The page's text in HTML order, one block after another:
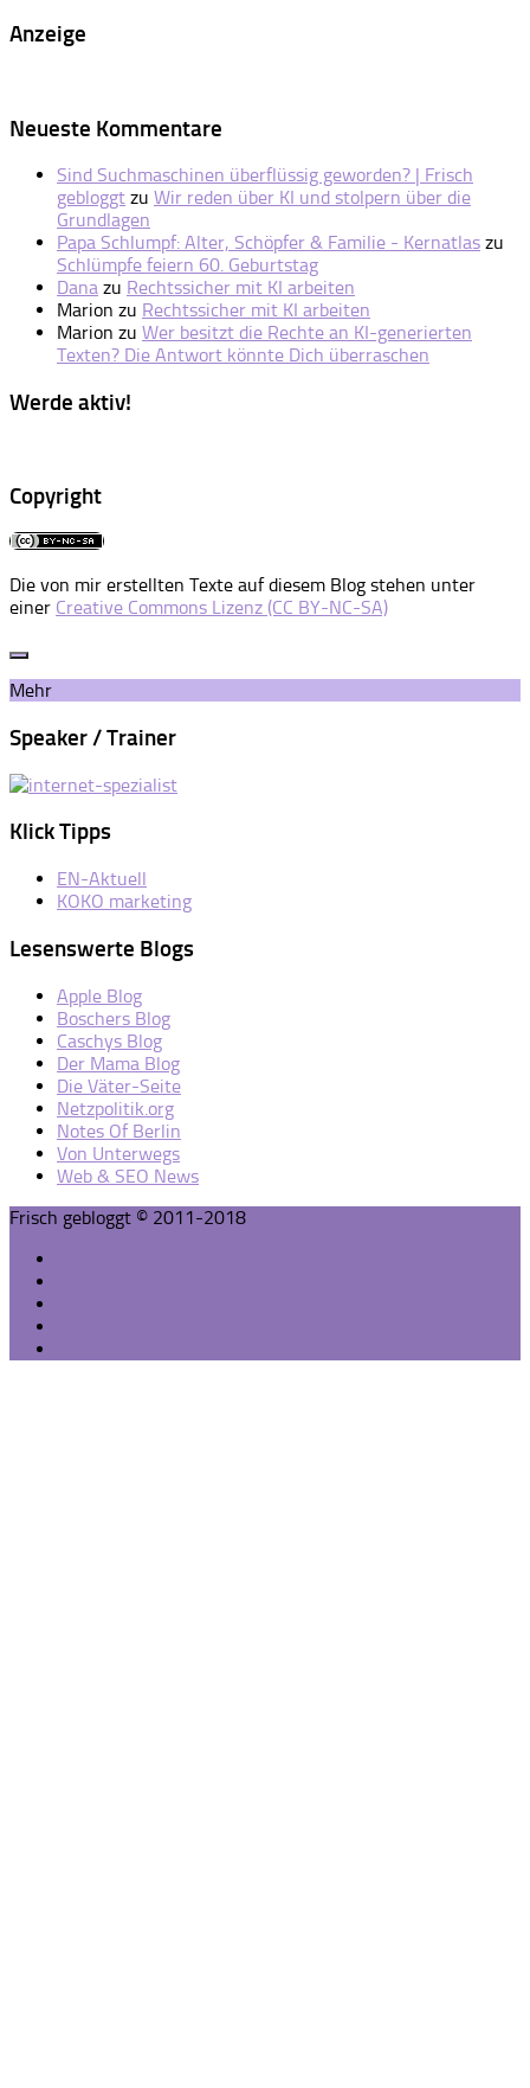
Anzeige
Neueste Kommentare
Sind Suchmaschinen überflüssig geworden? | Frisch
gebloggt zu Wir reden über KI und stolpern über die
Grundlagen
Papa Schlumpf: Alter, Schöpfer & Familie - Kernatlas zu
Schlümpfe feiern 60. Geburtstag
Dana zu Rechtssicher mit KI arbeiten
Marion zu Rechtssicher mit KI arbeiten
Marion zu Wer besitzt die Rechte an KI-generierten
Texten? Die Antwort könnte Dich überraschen
Werde aktiv!
Copyright
Die von mir erstellten Texte auf diesem Blog stehen unter
einer Creative Commons Lizenz (CC BY-NC-SA)
Mehr
Speaker / Trainer
Klick Tipps
EN-Aktuell
KOKO marketing
Lesenswerte Blogs
Apple Blog
Boschers Blog
Caschys Blog
Der Mama Blog
Die Väter-Seite
Netzpolitik.org
Notes Of Berlin
Von Unterwegs
Web & SEO News
Frisch gebloggt © 2011-2018